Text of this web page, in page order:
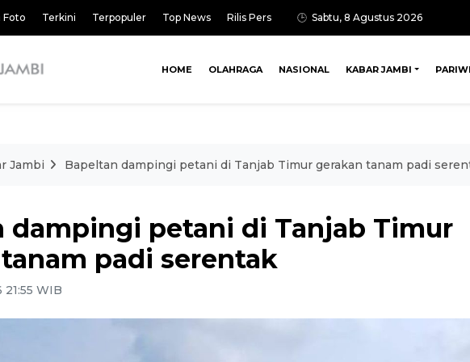
Foto Terkini Terpopuler Top News Rilis Pers Sabtu, 8 Agustus 2026
HOME OLAHRAGA NASIONAL KABAR JAMBI
Jambi Bapeltan dampingi petani di Tanjab Timur gerakan tanam padi
dampingi petani di Tanjab Timur
padi serentak
WIB